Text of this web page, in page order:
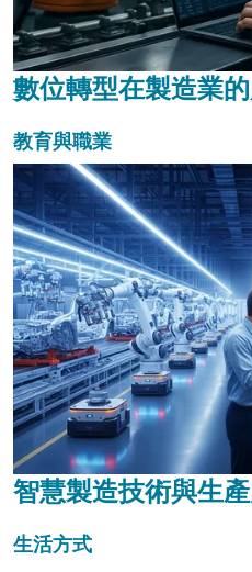
數位轉型在製造業
教育與職業
智慧製造技術與生
生活方式